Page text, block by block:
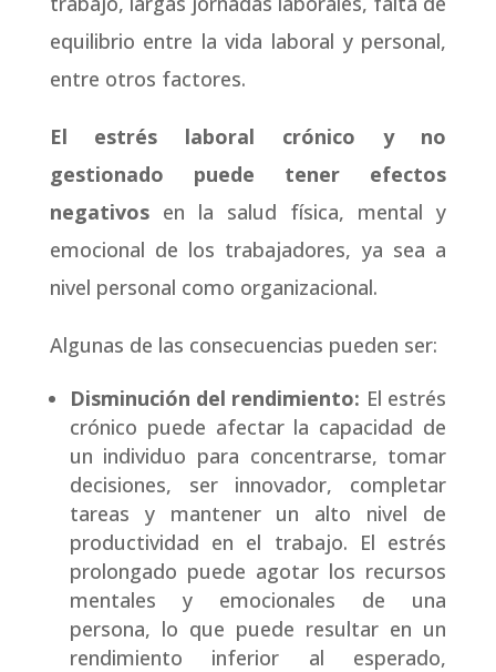
equilibrio entre la vida laboral y personal,
entre otros factores.
El estrés laboral crónico y no
gestionado puede tener efectos
negativosen la salud física, mental y
emocional de los trabajadores, ya sea a
nivel personal como organizacional.
Algunas de las consecuencias pueden ser:
Disminución del rendimiento: El estrés
crónico puede afectar la capacidad de
un individuo para concentrarse, tomar
decisiones, ser innovador, completar
tareas y mantener un alto nivel de
productividad en el trabajo. El estrés
prolongado puede agotar los recursos
mentales y emocionales de una
persona, lo que puede resultar en un
rendimiento inferior al esperado,